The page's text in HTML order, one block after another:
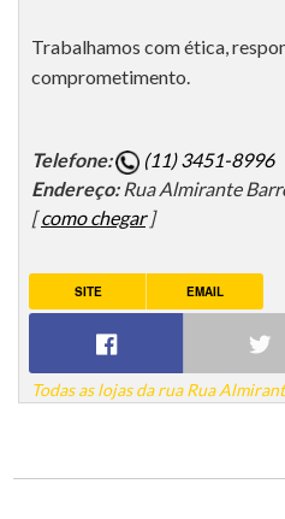
Trabalhamos com ética,
comprometimento.
Telefone:
(11) 3451-8996
Endereço: Rua Almirante
[como chegar]
SITE EMAIL
Todas as lojas da rua Rua